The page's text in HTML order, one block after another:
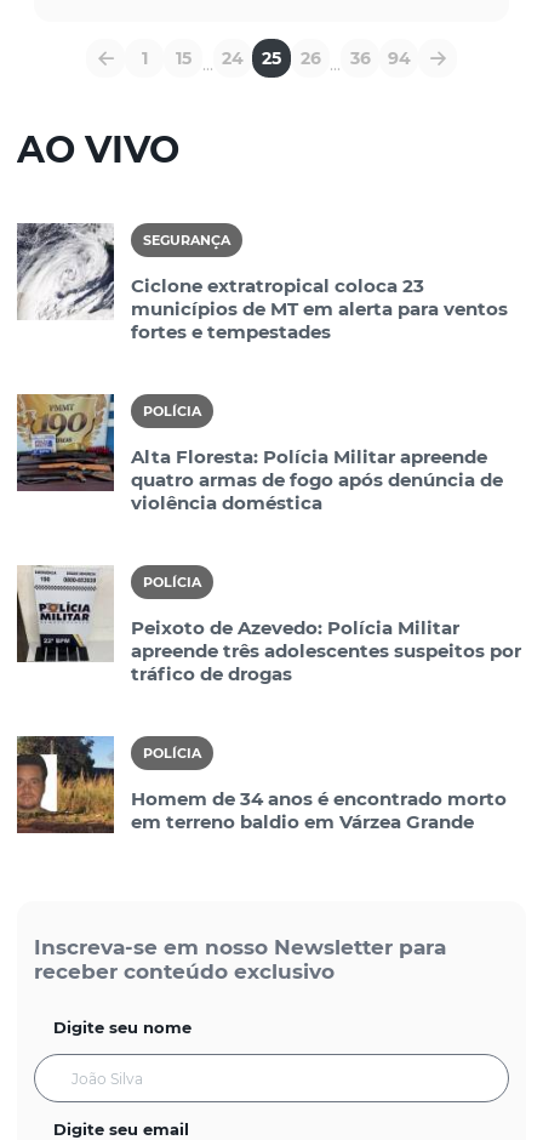
1 15 ... 24 25 26 ... 36 94
AO VIVO
SEGURANÇA
Ciclone extratropical coloca 23
municípios de MT em alerta para ventos
fortes e tempestades
POLÍCIA
Alta Floresta: Polícia Militar apreende
quatro armas de fogo após denúncia de
violência doméstica
POLÍCIA
Peixoto de Azevedo: Polícia Militar
apreende três adolescentes suspeitos por
tráfico de drogas
POLÍCIA
Homem de 34 anos é encontrado morto
em terreno baldio em Várzea Grande
Inscreva-se em nosso Newsletter para
receber conteúdo exclusivo
Digite seu nome
Digite seu email